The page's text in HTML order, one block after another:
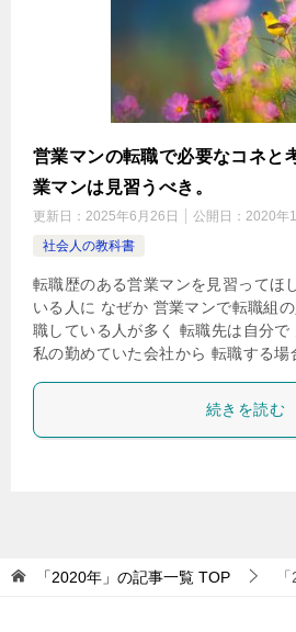
営業マンの転職で必要なコネと
業マンは見習うべき。
更新日： 2025年6月26日 公開日： 2020年
社会人の教科書
転職歴のある営業マンを見習ってほ
いる人に なぜか 営業マンで転職組
職している人が多く 転職先は自分
私の勤めていた会社から 転職する
続きを読む
「2020年」の記事一覧 TOP